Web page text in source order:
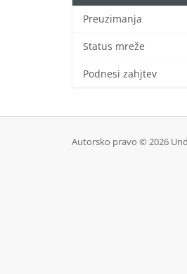
Preuzimanja
Status mreže
Podnesi zahjtev
Autorsko pravo © 2026